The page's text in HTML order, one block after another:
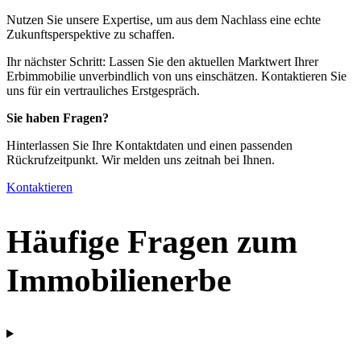
Nutzen Sie unsere Expertise, um aus dem Nachlass eine echte
Zukunftsperspektive zu schaffen.
Ihr nächster Schritt: Lassen Sie den aktuellen Marktwert Ihrer
Erbimmobilie unverbindlich von uns einschätzen. Kontaktieren Sie
uns für ein vertrauliches Erstgespräch.
Sie haben Fragen?
Hinterlassen Sie Ihre Kontaktdaten und einen passenden
Rückrufzeitpunkt. Wir melden uns zeitnah bei Ihnen.
Kontaktieren
Häufige Fragen zum
Immobilienerbe